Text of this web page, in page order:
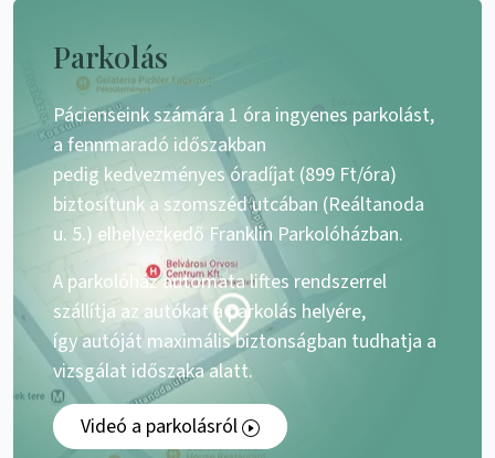
Parkolás
Pácienseink számára 1 óra ingyenes parkolást,
a fennmaradó időszakban
pedig kedvezményes óradíjat (899 Ft/óra)
biztosítunk a szomszéd utcában (Reáltanoda
u. 5.) elhelyezkedő Franklin Parkolóházban.
A parkolóház automata liftes rendszerrel
szállítja az autókat a parkolás helyére,
így autóját maximális biztonságban tudhatja a
vizsgálat időszaka alatt.
Videó a parkolásról